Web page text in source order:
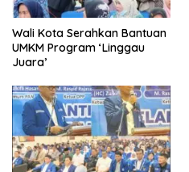
Wali Kota Serahkan Bantuan
UMKM Program ‘Linggau
Juara’